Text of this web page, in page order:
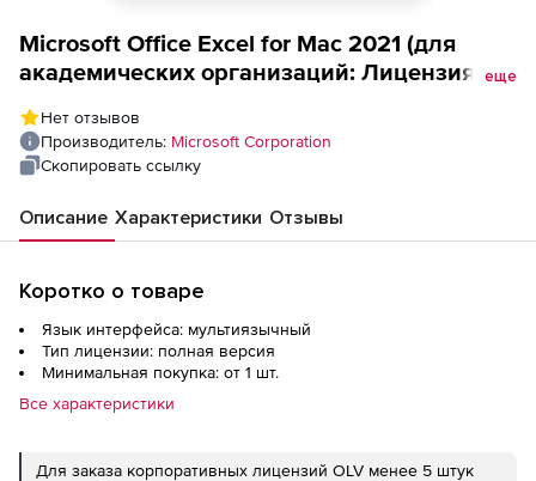
Microsoft Office Excel for Mac 2021 (для
академических организаций: Лицензия
LicSAPk), Single OLP NL
еще
Нет отзывов
Производитель: Microsoft Corporation
Скопировать ссылку
Описание Характеристики Отзывы
Коротко о товаре
Язык интерфейса: мультиязычный
Тип лицензии: полная версия
Минимальная покупка: от 1 шт.
Все характеристики
Для заказа корпоративных лицензий OLV менее 5 штук